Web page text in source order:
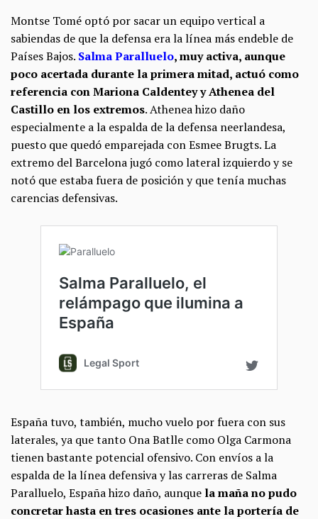
Montse Tomé optó por sacar un equipo vertical a
sabiendas de que la defensa era la línea más endeble de
Países Bajos. Salma Paralluelo, muy activa, aunque
poco acertada durante la primera mitad, actuó como
referencia con Mariona Caldentey y Athenea del
Castillo en los extremos. Athenea hizo daño
especialmente a la espalda de la defensa neerlandesa,
puesto que quedó emparejada con Esmee Brugts. La
extremo del Barcelona jugó como lateral izquierdo y se
notó que estaba fuera de posición y que tenía muchas
carencias defensivas.
España tuvo, también, mucho vuelo por fuera con sus
laterales, ya que tanto Ona Batlle como Olga Carmona
tienen bastante potencial ofensivo. Con envíos a la
espalda de la línea defensiva y las carreras de Salma
Paralluelo, España hizo daño, aunque la maña no pudo
concretar hasta en tres ocasiones ante la portería de